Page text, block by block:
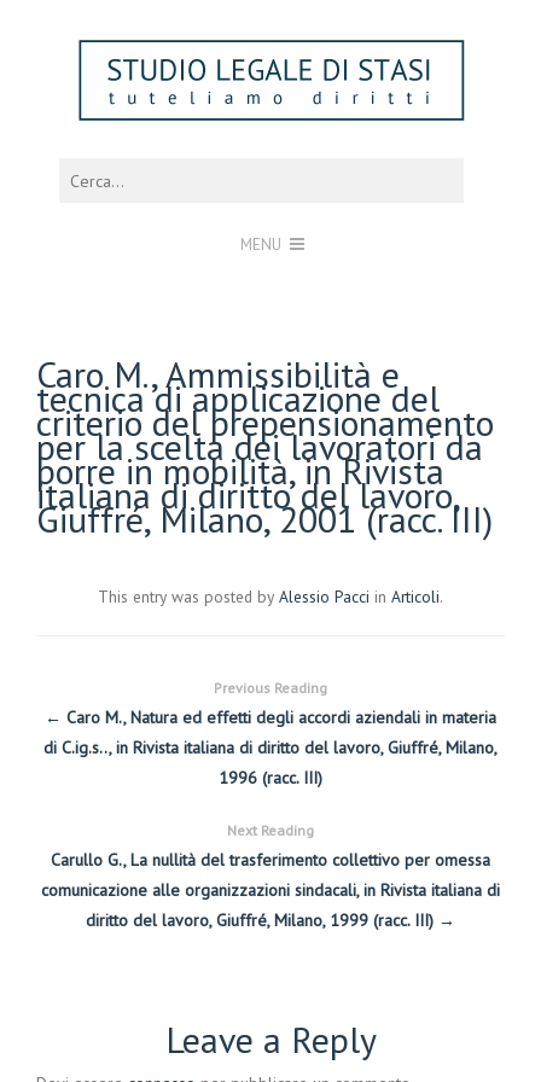
MENU
Caro M., Ammissibilità e
tecnica di applicazione del
criterio del prepensionamento
per la scelta dei lavoratori da
porre in mobilità, in Rivista
italiana di diritto del lavoro,
Giuffré, Milano, 2001 (racc. III)
This entry was posted by Alessio Pacci in Articoli.
Previous Reading
← Caro M., Natura ed effetti degli accordi aziendali in materia
di C.ig.s.., in Rivista italiana di diritto del lavoro, Giuffré, Milano,
1996 (racc. III)
Next Reading
Carullo G., La nullità del trasferimento collettivo per omessa
comunicazione alle organizzazioni sindacali, in Rivista italiana di
diritto del lavoro, Giuffré, Milano, 1999 (racc. III) →
Leave a Reply